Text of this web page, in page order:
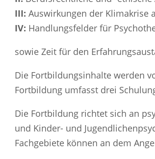
III: Auswirkungen der Klimakrise
IV: Handlungsfelder für
sowie Zeit für den
Die Fortbildungsinhalte werden
Fortbildung umfasst drei
Die Fortbildung richtet sich an
und Kinder- und
Fachgebiete können an dem